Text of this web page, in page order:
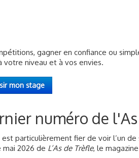
gagner en confiance ou
niveau et à vos envies.
mon stage
numéro de l'As
mai 2026 deL’As de Trèfle, le